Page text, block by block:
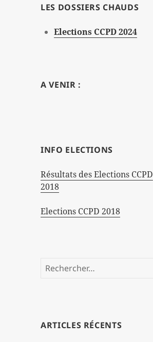
LES DOSSIERS CHAUDS
Elections CCPD 2024
A VENIR :
INFO ELECTIONS
Résultats des Elections CCPD
2018
Elections CCPD 2018
Rechercher :
ARTICLES RÉCENTS